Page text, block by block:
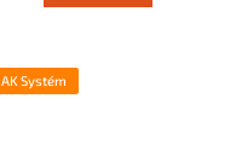
AK Systém